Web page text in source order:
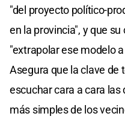
"del proyecto político-
en la provincia", y que
"extrapolar ese modelo
Asegura que la clave de
escuchar cara a cara
más simples de los